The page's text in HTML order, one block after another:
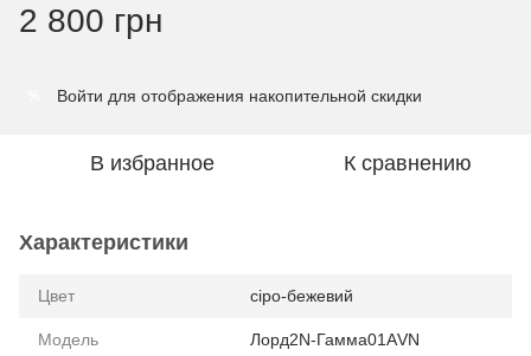
2 800 грн
Войти для отображения накопительной скидки
В избранное К сравнению
Характеристики
Цвет сіро-бежевий
Модель Лорд2N-Гамма01АVN